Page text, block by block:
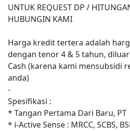
UNTUK REQUEST DP /
HUBUNGIN KAMI
Harga kredit tertera adalah
dengan tenor 4 & 5 tahun,
Cash (karena kami mensubsidi
anda)
-
Spesifikasi :
* Tangan Pertama Dari Baru, PT
* i-Active Sense : MRCC, SCBS,